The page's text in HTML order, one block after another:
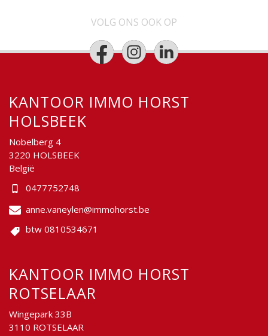
VOLG ONS OOK OP
KANTOOR IMMO HORST
HOLSBEEK
Nobelberg 4
3220 HOLSBEEK
België
0477752748
anne.vaneylen@immohorst.be
btw 0810534671
KANTOOR IMMO HORST
ROTSELAAR
Wingepark 33B
3110 ROTSELAAR